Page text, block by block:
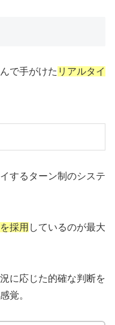
で手がけた リアルタイ
するターン制のシステ
採用 しているのが最大
に応じた的確な判断を
覚。